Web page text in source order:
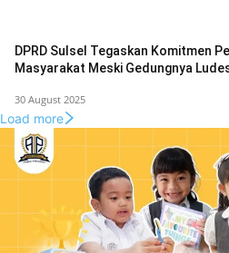
DPRD Sulsel Tegaskan Komitmen
Masyarakat Meski Gedungnya
30 August 2025
Load more